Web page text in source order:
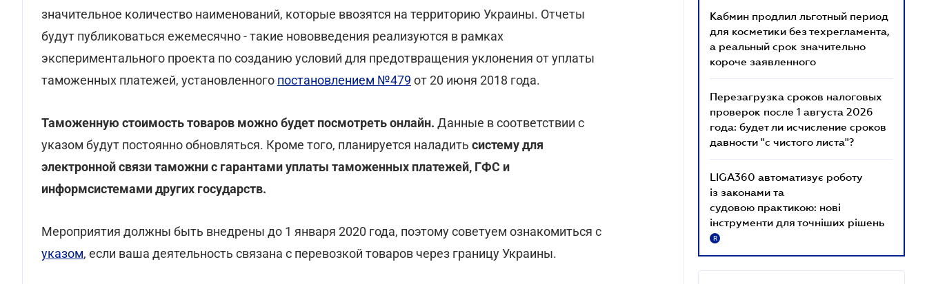
значительное количество наименований, которые ввозятся на территорию Украины. Отчеты
будут публиковаться ежемесячно - такие нововведения реализуются в рамках
экспериментального проекта по созданию условий для предотвращения уклонения от уплаты
таможенных платежей, установленного постановлением №479 от 20 июня 2018 года.
Таможенную стоимость товаров можно будет посмотреть онлайн. Данные в соответствии с
указом будут постоянно обновляться. Кроме того, планируется наладить систему для
электронной связи таможни с гарантами уплаты таможенных платежей, ГФС и
информсистемами других государств.
Мероприятия должны быть внедрены до 1 января 2020 года, поэтому советуем ознакомиться с
указом, если ваша деятельность связана с перевозкой товаров через границу Украины.
Кабмин продлил льготный период
для косметики без техрегламента,
а реальный срок значительно
короче заявленного
Перезагрузка сроков налоговых
проверок после 1 августа 2026
года: будет ли исчисление сроков
давности "с чистого листа"?
LIGA360 автоматизує роботу
із законами та
судовою практикою: нові
інструменти для точніших рішень
R